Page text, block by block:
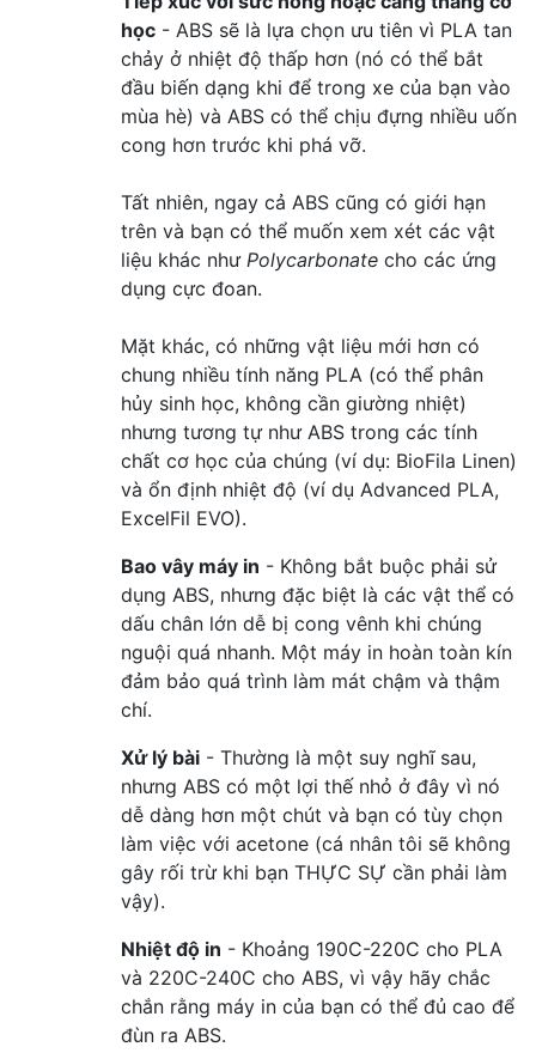
học - ABS sẽ là lựa chọn ưu tiên vì PLA tan
chảy ở nhiệt độ thấp hơn (nó có thể bắt
đầu biến dạng khi để trong xe của bạn vào
mùa hè) và ABS có thể chịu đựng nhiều uốn
cong hơn trước khi phá vỡ.
Tất nhiên, ngay cả ABS cũng có giới hạn
trên và bạn có thể muốn xem xét các vật
liệu khác như Polycarbonate cho các ứng
dụng cực đoan.
Mặt khác, có những vật liệu mới hơn có
chung nhiều tính năng PLA (có thể phân
hủy sinh học, không cần giường nhiệt)
nhưng tương tự như ABS trong các tính
chất cơ học của chúng (ví dụ: BioFila Linen)
và ổn định nhiệt độ (ví dụ Advanced PLA,
ExcelFil EVO).
Bao vây máy in - Không bắt buộc phải sử
dụng ABS, nhưng đặc biệt là các vật thể có
dấu chân lớn dễ bị cong vênh khi chúng
nguội quá nhanh. Một máy in hoàn toàn kín
đảm bảo quá trình làm mát chậm và thậm
chí.
Xử lý bài - Thường là một suy nghĩ sau,
nhưng ABS có một lợi thế nhỏ ở đây vì nó
dễ dàng hơn một chút và bạn có tùy chọn
làm việc với acetone (cá nhân tôi sẽ không
gây rối trừ khi bạn THỰC SỰ cần phải làm
vậy).
Nhiệt độ in - Khoảng 190C-220C cho PLA
và 220C-240C cho ABS, vì vậy hãy chắc
chắn rằng máy in của bạn có thể đủ cao để
đùn ra ABS.